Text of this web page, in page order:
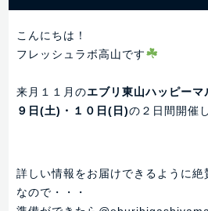
こんにちは！
フレッシュラボ高山です
来月１１月のエブリ東山ハッピーマ
９日(土)・１０日(日)の２日間開催
詳しい情報をお届けできるように絶
なので・・・